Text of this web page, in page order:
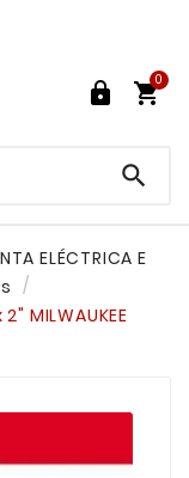
 
0

ELÉCTRICA E
MILWAUKEE